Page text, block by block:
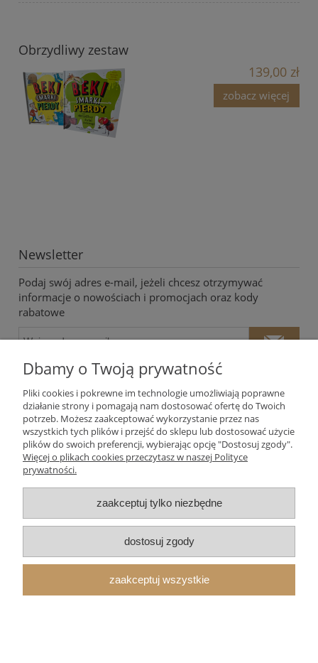
Obrzydliwy zestaw
139,00 zł
zobacz więcej
Newsletter
Podaj swój adres e-mail, jeżeli chcesz otrzymywać
informacje o nowościach i promocjach oraz kody
rabatowe
Twoje dane będą przetwarzane zgodnie z nasząpolityką
prywatności
Moje konto
Płatności i dostawa
Informacje
O nas
Dbamy o Twoją prywatność
Pliki cookies i pokrewne im technologie umożliwiają poprawne
działanie strony i pomagają nam dostosować ofertę do Twoich
potrzeb. Możesz zaakceptować wykorzystanie przez nas
wszystkich tych plików i przejść do sklepu lub dostosować użycie
plików do swoich preferencji, wybierając opcję "Dostosuj zgody".
Więcej o plikach cookies przeczytasz w naszej Polityce
prywatności.
zaakceptuj tylko niezbędne
dostosuj zgody
zaakceptuj wszystkie